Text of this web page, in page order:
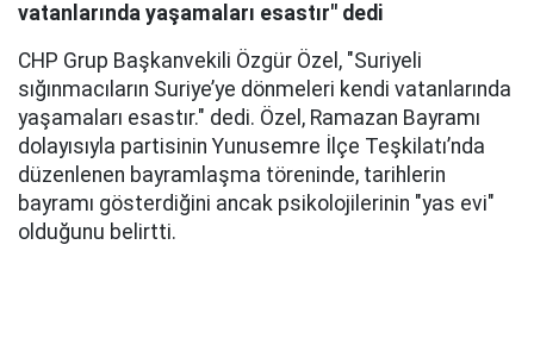
vatanlarında yaşamaları esastır" dedi
CHP Grup Başkanvekili Özgür Özel, "Suriyeli
sığınmacıların Suriye’ye dönmeleri kendi vatanlarında
yaşamaları esastır." dedi. Özel, Ramazan Bayramı
dolayısıyla partisinin Yunusemre İlçe Teşkilatı’nda
düzenlenen bayramlaşma töreninde, tarihlerin
bayramı gösterdiğini ancak psikolojilerinin "yas evi"
olduğunu belirtti.